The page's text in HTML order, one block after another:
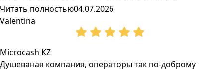
Читать полностью04.07.2026
Valentina
Microcash KZ
Душеваная компания, операторы так по-доброму